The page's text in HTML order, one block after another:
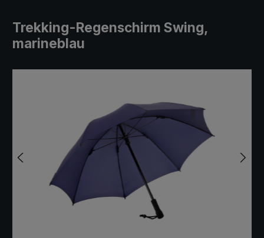
Trekking-Regenschirm Swing,
marineblau